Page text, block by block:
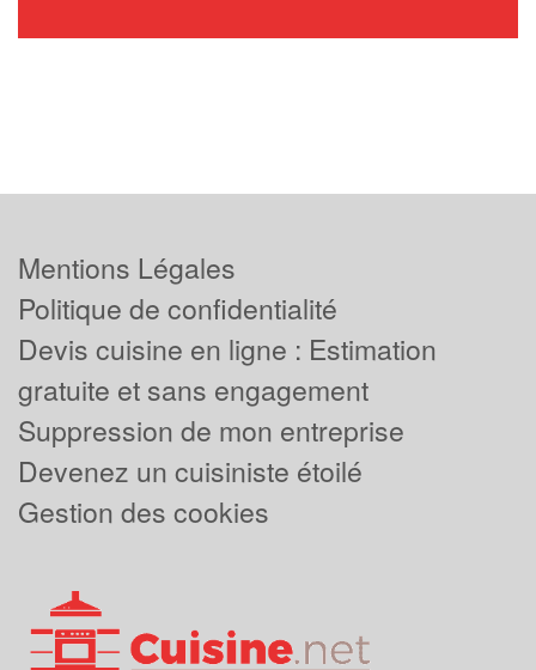
Mentions Légales
Politique de confidentialité
Devis cuisine en ligne : Estimation
gratuite et sans engagement
Suppression de mon entreprise
Devenez un cuisiniste étoilé
Gestion des cookies